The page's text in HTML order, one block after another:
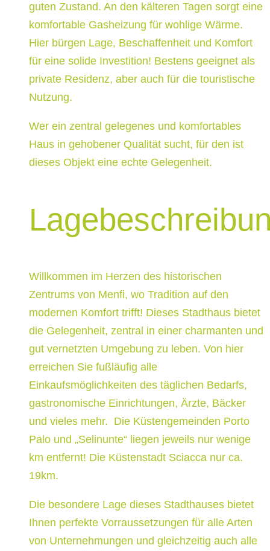
guten Zustand. An den kälteren Tagen sorgt eine
komfortable Gasheizung für wohlige Wärme.
Hier bürgen Lage, Beschaffenheit und Komfort
für eine solide Investition! Bestens geeignet als
private Residenz, aber auch für die touristische
Nutzung.
Wer ein zentral gelegenes und komfortables
Haus in gehobener Qualität sucht, für den ist
dieses Objekt eine echte Gelegenheit.
Willkommen im Herzen des historischen
Zentrums von Menfi, wo Tradition auf den
modernen Komfort trifft! Dieses Stadthaus bietet
die Gelegenheit, zentral in einer charmanten und
gut vernetzten Umgebung zu leben. Von hier
erreichen Sie fußläufig alle
Einkaufsmöglichkeiten des täglichen Bedarfs,
gastronomische Einrichtungen, Ärzte, Bäcker
und vieles mehr. Die Küstengemeinden Porto
Palo und „Selinunte“ liegen jeweils nur wenige
km entfernt! Die Küstenstadt Sciacca nur ca.
19km.
Die besondere Lage dieses Stadthauses bietet
Ihnen perfekte Vorraussetzungen für alle Arten
von Unternehmungen und gleichzeitig auch alle